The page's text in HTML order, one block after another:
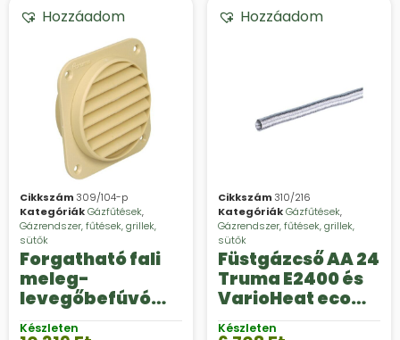
Hozzáadom
Cikkszám 309/104-p
KategóriákGázfűtések,
Gázrendszer, fűtések, grillek,
sütők
Forgatható fali
meleg-
levegőbefúvó
SCW 2
Készleten
Hozzáadom
Cikkszám 310/216
KategóriákGázfűtések,
Gázrendszer, fűtések, grillek,
sütők
Füstgázcső AA 24
Truma E2400 és
VarioHeat eco
fűtőkészülékekh
Készleten